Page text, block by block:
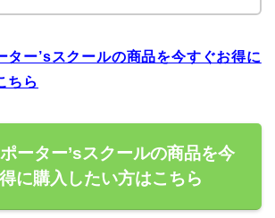
ター’sスクールの商品を今すぐお得に
ちら
ーター’sスクールの商品を今
に購入したい方はこちら